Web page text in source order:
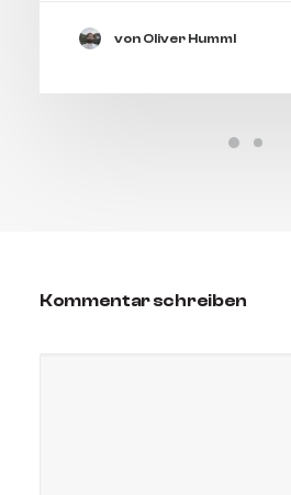
von Oliver Humml
Kommentar schreiben